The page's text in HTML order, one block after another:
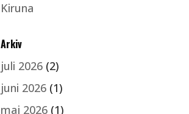
Kiruna
Arkiv
juli 2026 (2)
juni 2026 (1)
maj 2026 (1)